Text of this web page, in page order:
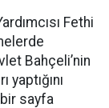
Fethi
Bahçeli’nin
sayfa